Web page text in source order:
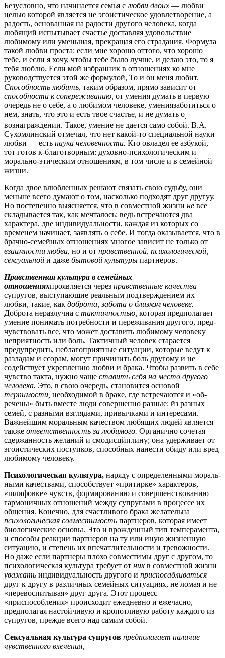
Безусловно, что начинается семья с любви двоих — любви
целью которой является не эгоистическое удовлетворение, а
радость, основанная на радости другого человека, когда
любящий испытывает счастье доставляя удовольствие
любимому или уменьшая, прекращая его страдания. Формула
такой любви проста: если мне хорошо оттого, что хорошо
тебе, и если я хочу, чтобы тебе было лучше, и делаю это, то я
тебя люблю. Если мой избранник в отношениях ко мне
руководствуется этой же фор­мулой, То и он меня любит.
Способность любить, таким обра­зом, прямо зависит от
способности к сопереживанию, от умения думать в первую
очередь не о себе, а о любимом человеке, умениязаботиться о
нем, знать, что это и есть твое счастье, и не думать о:
вознаграждении. Такое, умение не дается само собой. В.А.
Сухомлинский отмечал, что нет какой-то специальной нау­ки
любви — есть наука человечности. Кто овладел ее азбукой,
тот готов к-благотворным: духовно-психологическим и
морально-этическим отношениям, в том числе и в семейной
жизни.
Когда двое влюбленных решают связать свою судьбу, они
меньше всего думают о том, насколько подходят друг другуу.
Но постепенно выясняется, что в совместной жизни не все
склады­вается так, как мечталось: ведь встречаются два
характера, две индивидуальности, каждая из которых со
временем начинает, заявлять о себе. И тогда оказывается, что в
брачно-семейных отношениях многое зависит не только от
взаимности любви, но и от нравственной, психологической,
сексуальной и даже бытовой культуры партнеров.
Нравственная культура в семейных
отношенияхпроявляется через нравственные качества
супругов, выступающие реальным подтверждением их
любви, такие, как доброта, забота о близком человеке.
Доброта неразлучна с тактичностью, которая предпола­гает
умение понимать потребности и переживания другого, пред­
чувствовать все, что может доставить любимому человеку
неприят­ность или боль. Тактичный человек старается
предупредить, неблагоприятные ситуации, которые ведут к
разладам и ссорам, могут причинить боль другому и не
содействует укреплению любви и брака. Чтобы развить в себе
чувство такта, нужно чаще ставить себя на место другого
человека. Это, в свою очередь, становится основой
терпимости, необходимой в браке, где встречаются и «об­
речены» быть вместе люди совершенно разные: йз разных
семей, с разными взглядами, привычками и интересами.
Важнейшим мо­ральным качеством любящих людей является
также ответствен­ность за любимого. Органично сочетая
сдержанность желаний и смодисцйплину; она удерживает от
эгоистических поступков, спо­собных нанести обиду или вред
любимому человеку.
Психологическая культура, наряду с определенными мораль­
ными качествами, способствует «притирке» характеров,
«шли­фовке» чувств, формированию и совершенствованию
гармонич­ных отношений между супругами в процессе их
общения. Конечно, для счастливого брака желательна
психологическая совместимость партнеров, которая имеет
биологические основы. Это и врожденный тип темперамента,
и способы реакции партнеров на ту или иную жизненную
ситуацию, и степень их впечатли­тельности и тревожности.
Но даже если партнеры плохо совмес­тимы друг с другом, то
психологическая культура требует от них в совместной жизни
уважать индивидуальность другого и приспосабливаться
друг к другу в различных семейных ситуаци­ях, не ломая и не
«перевоспитывая» друг друга. Этот процесс
«приспособления» происходит ежедневно и ежечасно,
предпо­лагая настойчивую и кропотливую работу каждого из
супругов, прежде всего над самим собой.
Сексуальная культура супругов предполагает наличие
чувст­венного влечения,